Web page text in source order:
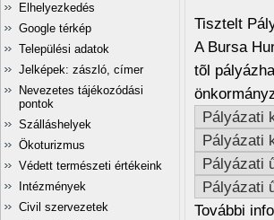
Elhelyezkedés
Google térkép
Települési adatok
Jelképek: zászló, címer
Nevezetes tájékozódási
pontok
Szálláshelyek
Ökoturizmus
Védett természeti értékeink
Intézmények
Civil szervezetek
Tisztelt
A Bursa
tõl
Pályázati
Pályázati
Pályázati
Pályázati
További